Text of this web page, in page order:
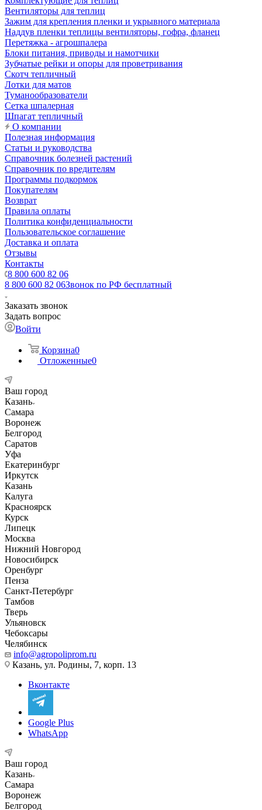
Вентиляторы для теплиц
Зажим для крепления пленки и укрывного материала
Наддув пленки теплицы вентиляторы, гофра, фланец
Перетяжка - агрошпалера
Блоки питания, приводы и намотчики
Зубчатые рейки и опоры для проветривания
Скотч тепличный
Лотки для матов
Туманообразователи
Сетка шпалерная
Шпагат тепличный
О компании
Полезная информация
Статьи и руководства
Справочник болезней растений
Справочник по вредителям
Программы подкормок
Покупателям
Возврат
Правила оплаты
Политика конфиденциальности
Пользовательское соглашение
Доставка и оплата
Отзывы
Контакты
8 800 600 82 06
8 800 600 82 06Звонок по РФ бесплатный
Заказать звонок
Задать вопрос
Войти
Корзина0
Отложенные0
Ваш город
Казань
Самара
Воронеж
Белгород
Саратов
Уфа
Екатеринбург
Иркутск
Казань
Калуга
Красноярск
Курск
Липецк
Москва
Нижний Новгород
Новосибирск
Оренбург
Пенза
Санкт-Петербург
Тамбов
Тверь
Ульяновск
Чебоксары
Челябинск
info@agropoliprom.ru
Казань, ул. Родины, 7, корп. 13
Вконтакте
Google Plus
WhatsApp
Ваш город
Казань
Самара
Воронеж
Белгород